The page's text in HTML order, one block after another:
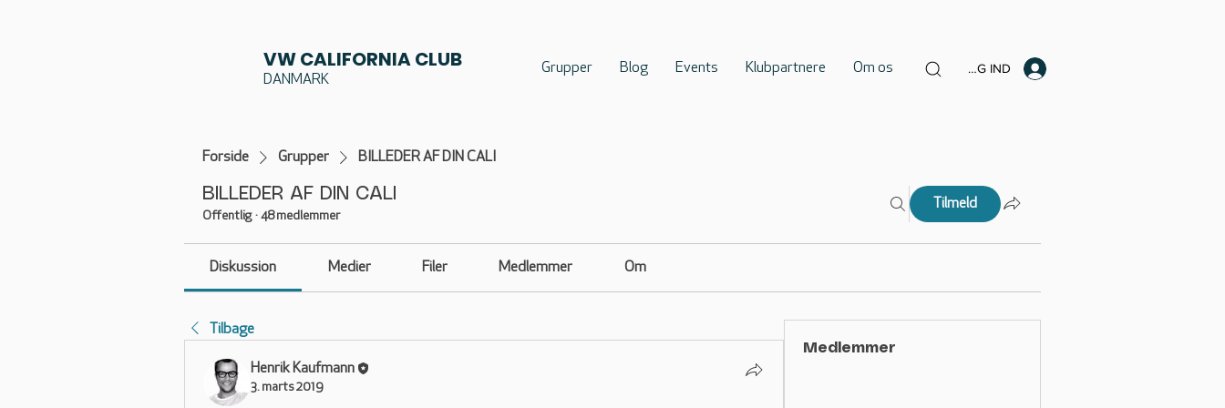
VW CALIFORNIA CLUB
DANMARK
Grupper Blog Events Klubpartnere Om os LOG IND
Forside Grupper BILLEDER AF DIN CALI
BILLEDER AF DIN CALI
Offentlig · 48 medlemmer
Tilmeld
Diskussion Medier Filer Medlemmer Om
Tilbage
Henrik Kaufmann
3. marts 2019
Medlemmer